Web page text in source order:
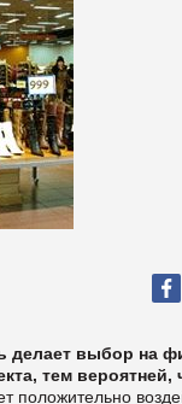
делает выбор на
тем вероятней,
положительно